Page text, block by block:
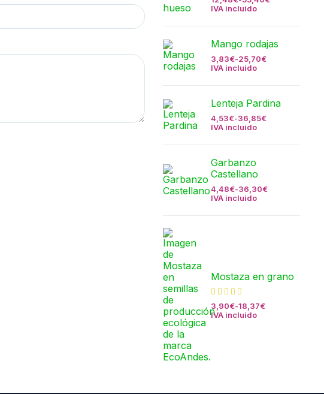
IVA incluido
Mango rodajas
3,83€-25,70€
IVA incluido
Lenteja Pardina
4,53€-36,85€
IVA incluido
Garbanzo
Castellano
4,48€-36,30€
IVA incluido
Mostaza en grano
3,90€-18,37€
IVA incluido